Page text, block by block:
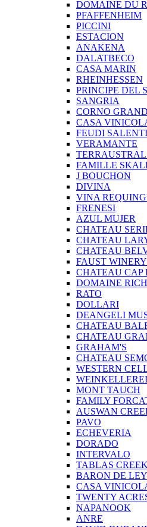
DOMAINE DU
PFAFFENHEIM
PICCINI
ESTACION
ANAKENA
DALATBECO
CASA MARIN
RHEINHESSEN
PRINCIPE DEL
SANGRIA
CORNO
CASA
FEUDI
VERAMANTE
FAMILLE
J BOUCHON
DIVINA
VINA
FRENESI
AZUL MUJER
CHATEAU
CHATEAU
CHATEAU
FAUST WINERY
CHATEAU CAP
DOMAINE
RATO
DOLLARI
DEANGELI
CHATEAU
CHATEAU
GRAHAM'S
CHATEAU
WESTERN
MONT TAUCH
FAMILY
AUSWAN
PAVO
ECHEVERIA
DORADO
INTERVALO
TABLAS CREEK
BARON DE LEY
CASA
TWENTY
NAPANOOK
ANRE